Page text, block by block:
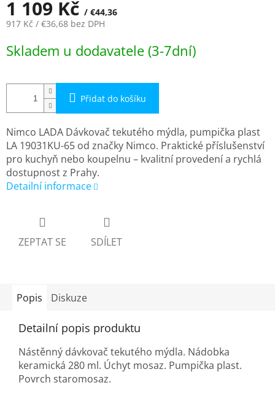
1 109 Kč / €44,36
917 Kč / €36,68 bez DPH
cena:
Skladem u dodavatele (3-7dní)
Přidat do košíku
Nimco LADA Dávkovač tekutého mýdla, pumpička plast
LA 19031KU-65 od značky Nimco. Praktické příslušenství
pro kuchyň nebo koupelnu – kvalitní provedení a rychlá
dostupnost z Prahy.
Detailní informace
ZEPTAT SE SDÍLET
Popis Diskuze
Detailní popis produktu
Nástěnný dávkovač tekutého mýdla. Nádobka
keramická 280 ml. Úchyt mosaz. Pumpička plast.
Povrch staromosaz.